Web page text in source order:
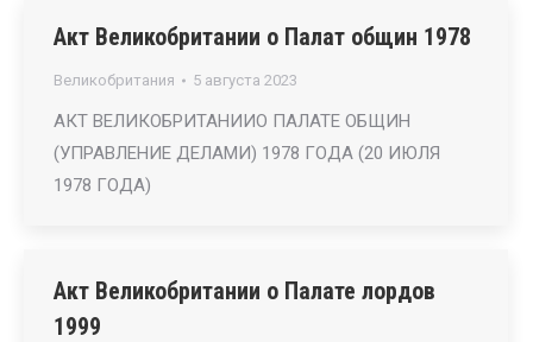
Акт Великобритании о Палат общин 1978
Великобритания 5 августа 2023
АКТ ВЕЛИКОБРИТАНИИО ПАЛАТЕ ОБЩИН
(УПРАВЛЕНИЕ ДЕЛАМИ) 1978 ГОДА (20 ИЮЛЯ
1978 ГОДА)
Акт Великобритании о Палате лордов
1999